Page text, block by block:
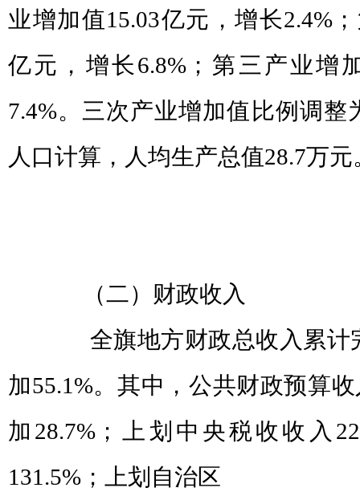
业增加值15.03亿元，增长2.4%
亿元，增长6.8%；第三产业增
7.4%。三次产业增加值比例调整
人口计算，人均生产总值28.7万元
（二）财政收入
全旗地方财政总收入累计
加55.1%。其中，公共财政预算
加28.7%；上划中央税收收入
131.5%；上划自治区